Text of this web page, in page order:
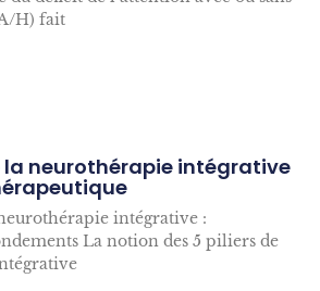
H) fait
la neurothérapie intégrative
intégrative :
La notion des 5 piliers de